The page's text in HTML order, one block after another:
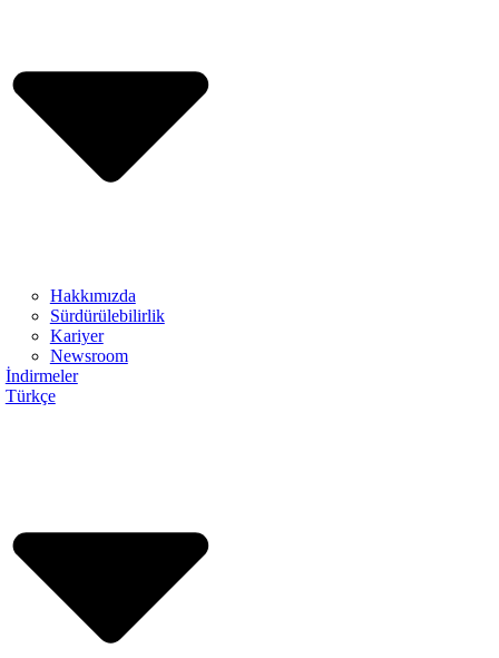
Hakkımızda
Sürdürülebilirlik
Kariyer
Newsroom
İndirmeler
Türkçe